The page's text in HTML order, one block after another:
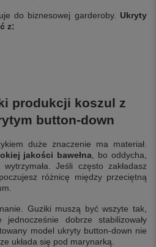
do biznesowej garderoby. Ukryty
z:
produkcji koszul z
button-down
duże znaczenie ma materiał.
jakości bawełna , bo oddycha,
Jeśli często zakładasz
różnicę między przeciętną
Guziki muszą być wszyte tak,
dobrze stabilizowały
model ukryty button-down nie
układa się pod marynarką.